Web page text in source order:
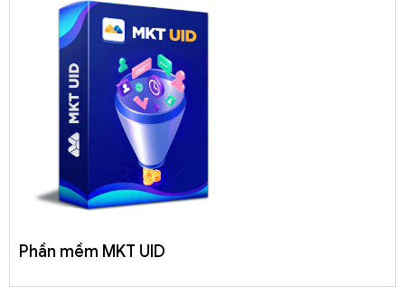
Phần mềm MKT UID